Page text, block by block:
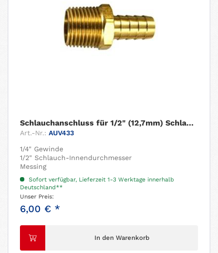
Schlauchanschluss für 1/2" (12,7mm) Schlauch....
Art.-Nr.: AUV433
1/4" Gewinde
1/2" Schlauch-Innendurchmesser
Messing
Sofort verfügbar, Lieferzeit 1-3 Werktage innerhalb
Deutschland**
Unser Preis:
6,00 € *
In den Warenkorb